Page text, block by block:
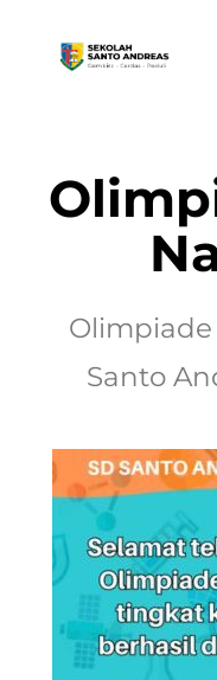
Olimpiade
Santo